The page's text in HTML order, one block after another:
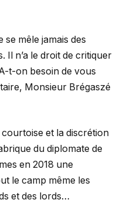
mêle jamais des
Il n’a le droit de critiquer
t-on besoin de vous
Monsieur Brégaszé
et la discrétion
du diplomate de
en 2018 une
le camp même les
et des lords…